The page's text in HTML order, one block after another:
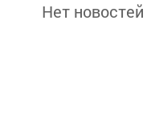
Нет новостей